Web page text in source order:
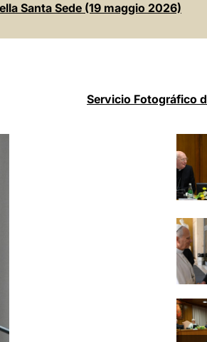
Santa Sede (19 maggio 2026)
Servicio Fotográfico